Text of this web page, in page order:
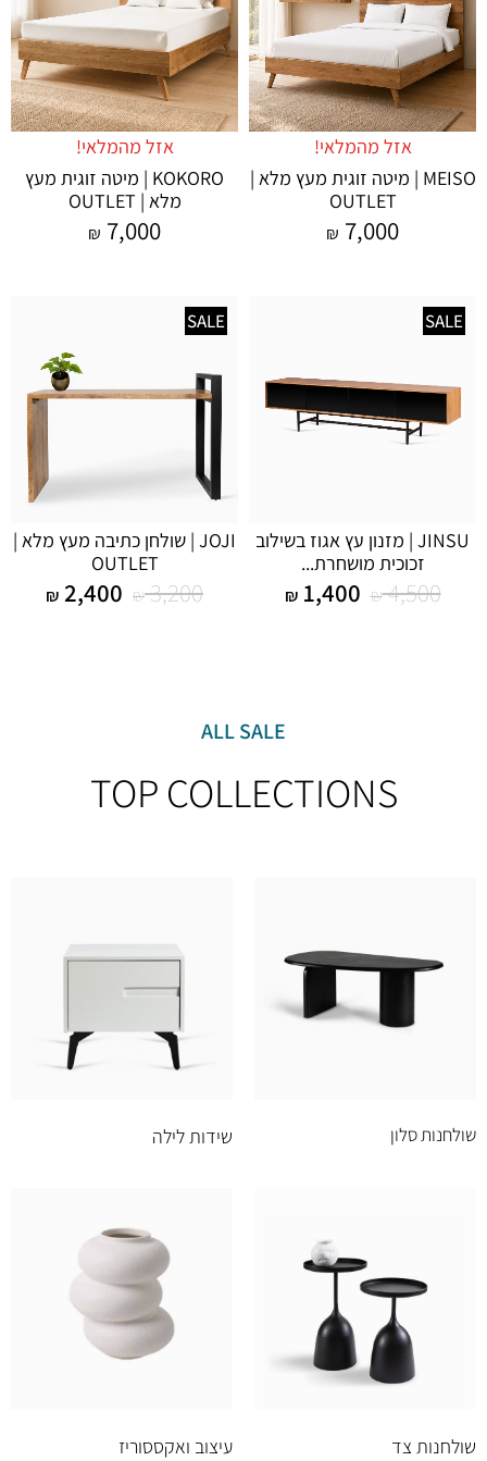
אזל מהמלאי!
MEISO | מיטה זוגית מעץ מלא |
OUTLET
₪ 7,000
אזל מהמלאי!
KOKORO | מיטה זוגית מעץ
מלא | OUTLET
₪ 7,000
SALE
JINSU | מזנון עץ אגוז בשילוב
זכוכית מושחרת...
₪4,500
₪1,400
SALE
JOJI | שולחן כתיבה מעץ מלא |
OUTLET
₪3,200
₪ 2,400
ALL SALE
TOP COLLECTIONS
שולחנות סלון שידות לילה
שולחנות צד עיצוב ואקססוריז